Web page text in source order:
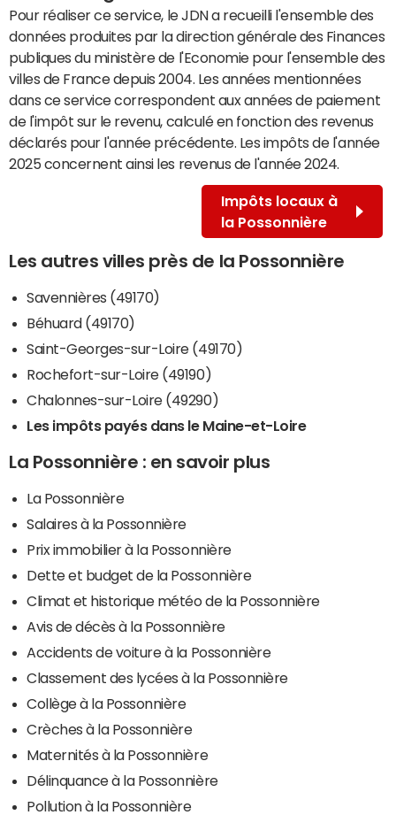
Pour réaliser ce service, le JDN a recueilli l'ensemble des
données produites par la direction générale des Finances
publiques du ministère de l'Economie pour l'ensemble des
villes de France depuis 2004. Les années mentionnées
dans ce service correspondent aux années de paiement
de l'impôt sur le revenu, calculé en fonction des revenus
déclarés pour l'année précédente. Les impôts de l'année
2025 concernent ainsi les revenus de l'année 2024.
Impôts locaux à
la Possonnière
Les autres villes près de la Possonnière
Savennières (49170)
Béhuard (49170)
Saint-Georges-sur-Loire (49170)
Rochefort-sur-Loire (49190)
Chalonnes-sur-Loire (49290)
Les impôts payés dans le Maine-et-Loire
La Possonnière : en savoir plus
La Possonnière
Salaires à la Possonnière
Prix immobilier à la Possonnière
Dette et budget de la Possonnière
Climat et historique météo de la Possonnière
Avis de décès à la Possonnière
Accidents de voiture à la Possonnière
Classement des lycées à la Possonnière
Collège à la Possonnière
Crèches à la Possonnière
Maternités à la Possonnière
Délinquance à la Possonnière
Pollution à la Possonnière